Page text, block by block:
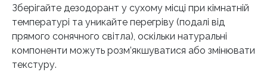
Зберігайте дезодорант у сухому місці при кімнатній
температурі та уникайте перегріву (подалі від
прямого сонячного світла), оскільки натуральні
компоненти можуть розм’якшуватися або змінювати
текстуру.